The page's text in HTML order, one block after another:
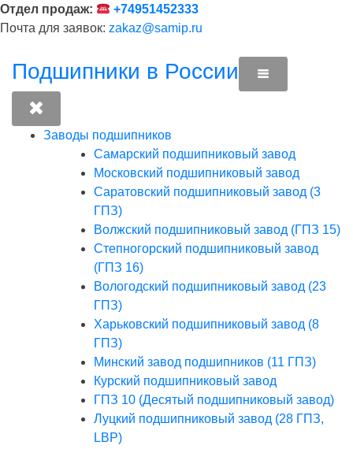
Перейти
к
Отдел продаж:
+74951452333
Почта для заявок: zakaz@samip.ru
Подшипники в России
Заводы подшипников
Cамарский подшипниковый завод
Московский подшипниковый завод
Саратовский подшипниковый завод (3
ГПЗ)
Волжский подшипниковый завод (ГПЗ 15)
Степногорский подшипниковый завод
(ГПЗ 16)
Вологодский подшипниковый завод (23
ГПЗ)
Харьковский подшипниковый завод (8
ГПЗ)
Минский завод подшипников (11 ГПЗ)
Курский подшипниковый завод
ГПЗ 10 (Десятый подшипниковый завод)
Луцкий подшипниковый завод (28 ГПЗ,
LBP)